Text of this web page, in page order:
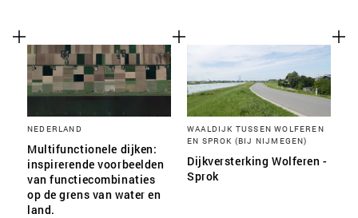
NEDERLAND
Multifunctionele dijken:
inspirerende voorbeelden
van functiecombinaties
op de grens van water en
land.
WAALDIJK TUSSEN WOLFEREN
EN SPROK (BIJ NIJMEGEN)
Dijkversterking Wolferen -
Sprok